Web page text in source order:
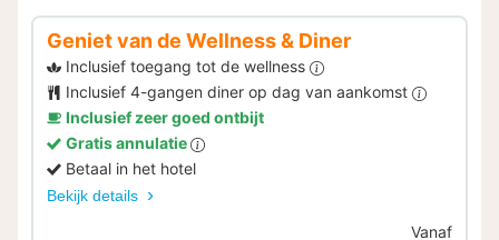
Geniet van de Wellness & Diner
Inclusief toegang tot de wellness
Inclusief 4-gangen diner op dag van aankomst
Inclusief zeer goed ontbijt
Gratis annulatie
Betaal in het hotel
Bekijk details
Vanaf